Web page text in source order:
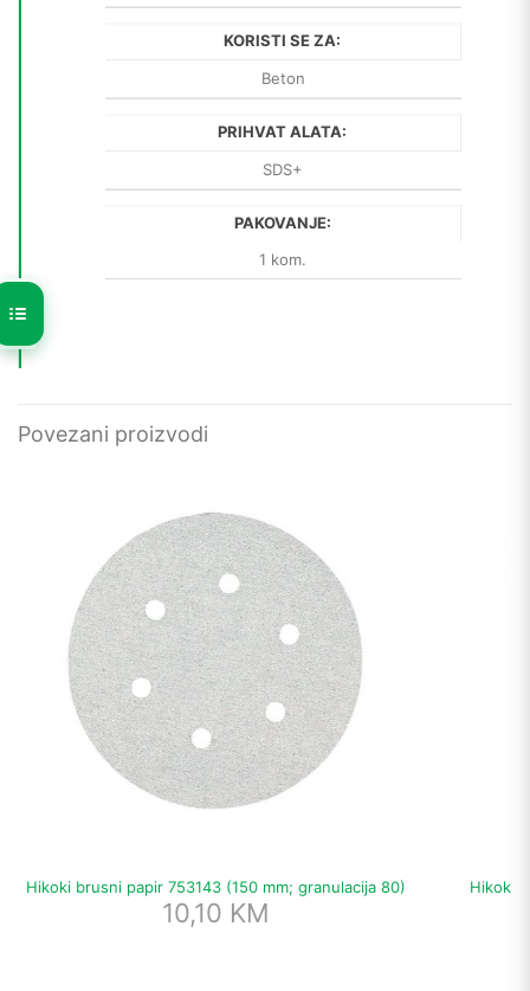
KORISTI SE ZA:
Beton
PRIHVAT ALATA:
SDS+
PAKOVANJE:
1 kom.
Povezani proizvodi
Hikoki brusni papir 753143 (150 mm; granulacija 80)
10,10 KM
Hikoki